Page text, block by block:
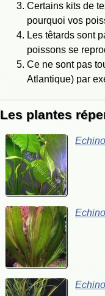
Certains kits de
pourquoi vos
Les têtards sont
poissons se
Ce ne sont pas
Atlantique) par
Les plantes